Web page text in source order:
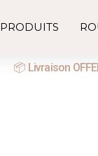
PRODUITS
📦 Livraison